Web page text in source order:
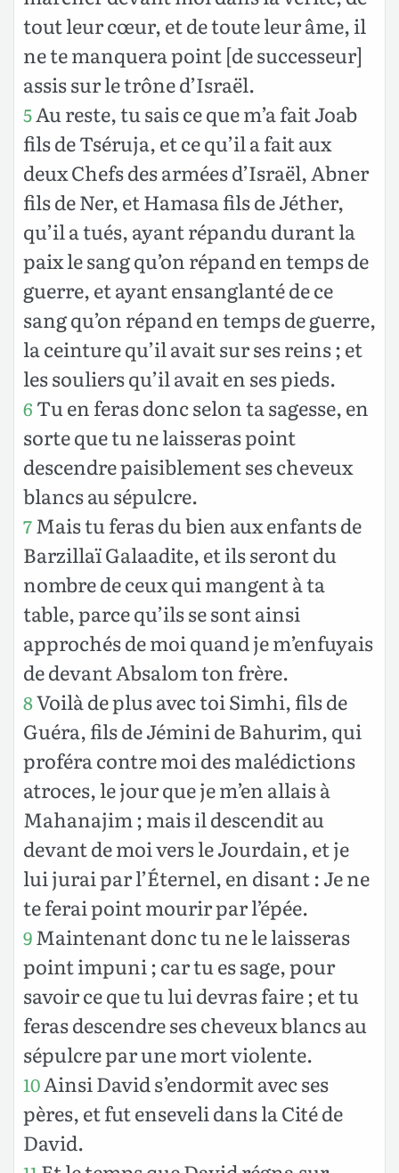
tout leur cœur, et de toute leur âme, il
ne te manquera point [de successeur]
assis sur le trône d’Israël.
5Au reste, tu sais ce que m’a fait Joab
fils de Tséruja, et ce qu’il a fait aux
deux Chefs des armées d’Israël, Abner
fils de Ner, et Hamasa fils de Jéther,
qu’il a tués, ayant répandu durant la
paix le sang qu’on répand en temps de
guerre, et ayant ensanglanté de ce
sang qu’on répand en temps de guerre,
la ceinture qu’il avait sur ses reins ; et
les souliers qu’il avait en ses pieds.
6 Tu en feras donc selon ta sagesse, en
sorte que tu ne laisseras point
descendre paisiblement ses cheveux
blancs au sépulcre.
7Mais tu feras du bien aux enfants de
Barzillaï Galaadite, et ils seront du
nombre de ceux qui mangent à ta
table, parce qu’ils se sont ainsi
approchés de moi quand je m’enfuyais
de devant Absalom ton frère.
8Voilà de plus avec toi Simhi, fils de
Guéra, fils de Jémini de Bahurim, qui
proféra contre moi des malédictions
atroces, le jour que je m’en allais à
Mahanajim ; mais il descendit au
devant de moi vers le Jourdain, et je
lui jurai par l’Éternel, en disant : Je ne
te ferai point mourir par l’épée.
9Maintenant donc tu ne le laisseras
point impuni ; car tu es sage, pour
savoir ce que tu lui devras faire ; et tu
feras descendre ses cheveux blancs au
sépulcre par une mort violente.
10Ainsi David s’endormit avec ses
pères, et fut enseveli dans la Cité de
David.